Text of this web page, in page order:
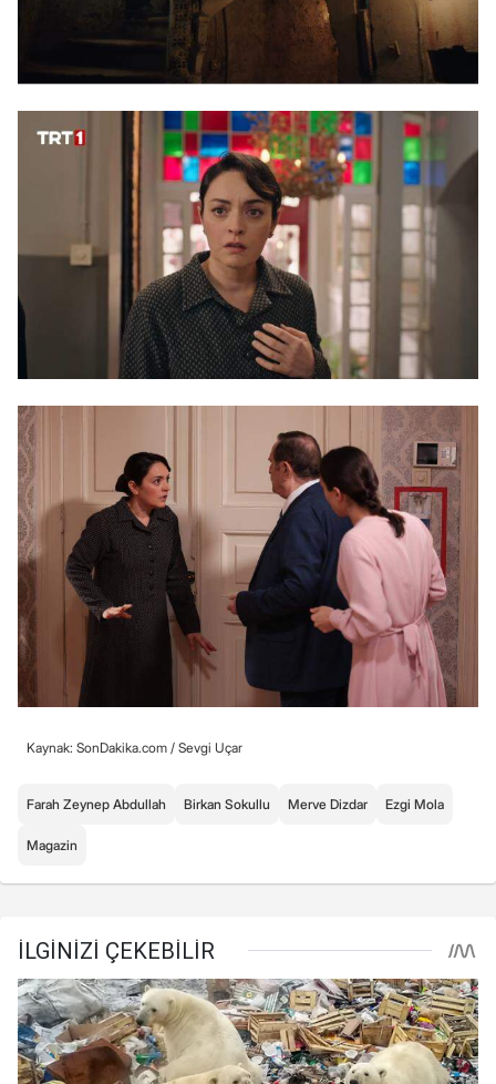
Kaynak: SonDakika.com / Sevgi Uçar
Farah Zeynep Abdullah Birkan Sokullu Merve Dizdar Ezgi Mola
Magazin